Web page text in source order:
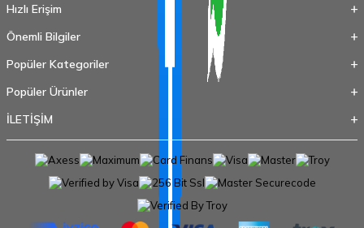
Hızlı Erişim
Önemli Bilgiler
Popüler Kategoriler
Popüler Ürünler
İLETİŞİM